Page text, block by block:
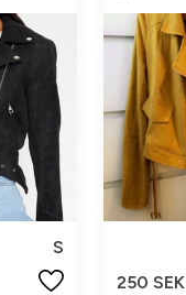
S
250 SEK